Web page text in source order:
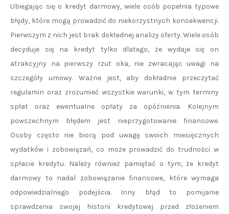
Ubiegając się o kredyt darmowy, wiele osób popełnia typowe
błędy, które mogą prowadzić do niekorzystnych konsekwencji.
Pierwszym z nich jest brak dokładnej analizy oferty. Wiele osób
decyduje się na kredyt tylko dlatego, że wydaje się on
atrakcyjny na pierwszy rzut oka, nie zwracając uwagi na
szczegóły umowy. Ważne jest, aby dokładnie przeczytać
regulamin oraz zrozumieć wszystkie warunki, w tym terminy
spłat oraz ewentualne opłaty za opóźnienia. Kolejnym
powszechnym błędem jest nieprzygotowanie finansowe.
Osoby często nie biorą pod uwagę swoich miesięcznych
wydatków i zobowiązań, co może prowadzić do trudności w
spłacie kredytu. Należy również pamiętać o tym, że kredyt
darmowy to nadal zobowiązanie finansowe, które wymaga
odpowiedzialnego podejścia. Inny błąd to pomijanie
sprawdzenia swojej historii kredytowej przed złożeniem